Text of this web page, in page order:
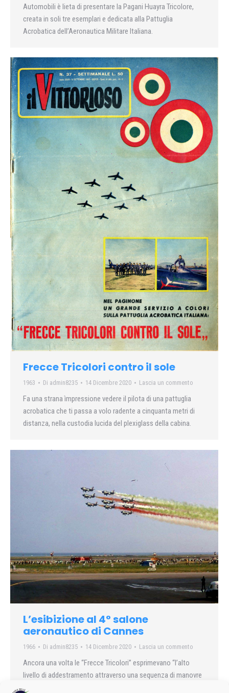
Automobili è lieta di presentare la Pagani Huayra Tricolore,
creata in soli tre esemplari e dedicata alla Pattuglia
Acrobatica dell’Aeronautica Militare Italiana.
Frecce Tricolori contro il sole
1963 Di admin8235 14 Dicembre 2020 Lascia un commento
Fa una strana ìmpressione vedere il pilota di una pattuglia
acrobatica che ti passa a volo radente a cinquanta metri di
distanza, nella custodia lucida del plexiglass della cabina.
L’esibizione al 4° salone
aeronautico di Cannes
1966 Di admin8235 14 Dicembre 2020 Lascia un commento
Ancora una volta le “Frecce Tricolori” esprimevano “l’alto
livello di addestramento attraverso una sequenza di manovre
verticali e orizzontali molto spettacolari, con stile, finezza e